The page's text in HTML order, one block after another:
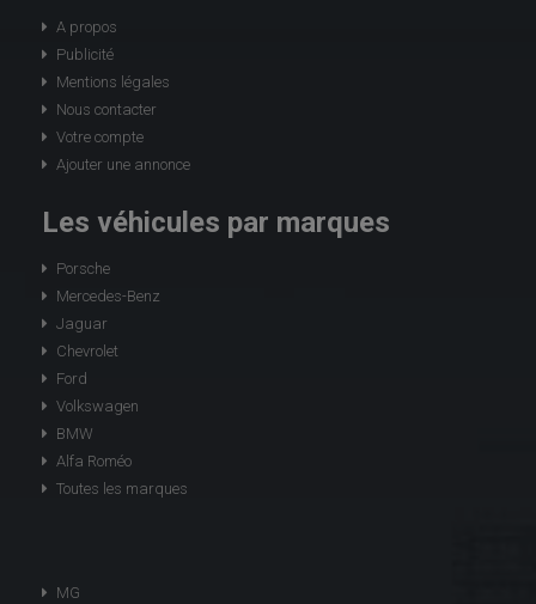
A propos
Publicité
Mentions légales
Nous contacter
Votre compte
Ajouter une annonce
Les véhicules par marques
Porsche
Mercedes-Benz
Jaguar
Chevrolet
Ford
Volkswagen
BMW
Alfa Roméo
Toutes les marques
MG